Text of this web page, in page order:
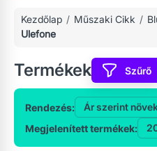
Kezdőlap Műszaki Cikk
Ulefone
Termékek Szűrő
Rendezés:
Megjelenített termékek: